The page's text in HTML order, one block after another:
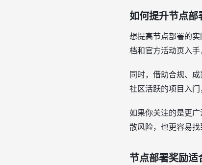
如何提升节点部
想提高节点部署的
档和官方活动页入手
同时，借助合规、
社区活跃的项目入门
如果你关注的是更
散风险，也更容易找
节点部署奖励适